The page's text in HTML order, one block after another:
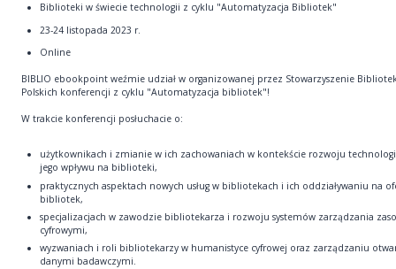
Biblioteki w świecie technologii z cyklu "Automatyzacja Bibliotek"
23-24 listopada 2023 r.
Online
BIBLIO ebookpoint weźmie udział w organizowanej przez Stowarzyszenie
Polskich konferencji z cyklu "Automatyzacja bibliotek"!
W trakcie konferencji posłuchacie o:
użytkownikach i zmianie w ich zachowaniach w kontekście rozwoju
jego wpływu na biblioteki,
praktycznych aspektach nowych usług w bibliotekach i ich oddziaływaniu na
bibliotek,
specjalizacjach w zawodzie bibliotekarza i rozwoju systemów zarządzania
cyfrowymi,
wyzwaniach i roli bibliotekarzy w humanistyce cyfrowej oraz zarządzaniu
danymi badawczymi.